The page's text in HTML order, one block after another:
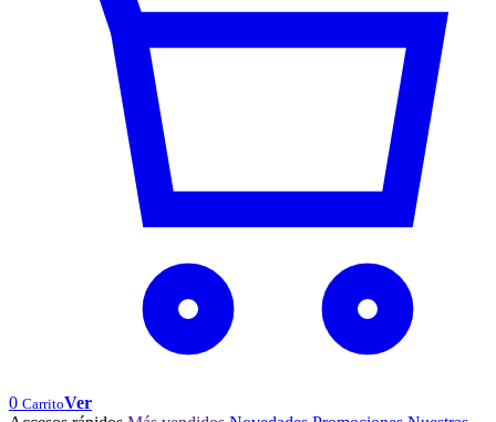
0 CarritoVer